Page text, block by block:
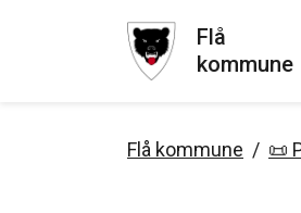
Flå
kommune
Flå kommune 📜